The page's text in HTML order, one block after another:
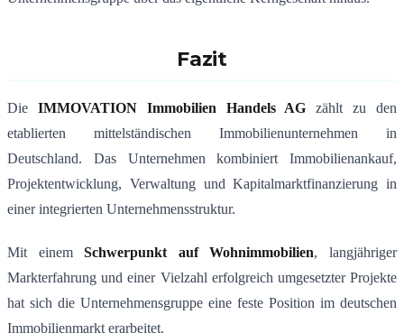
Fazit
Die IMMOVATION Immobilien Handels AG zählt zu den
etablierten mittelständischen Immobilienunternehmen in
Deutschland. Das Unternehmen kombiniert Immobilienankauf,
Projektentwicklung, Verwaltung und Kapitalmarktfinanzierung in
einer integrierten Unternehmensstruktur.
Mit einemSchwerpunkt auf Wohnimmobilien, langjähriger
Markterfahrung und einer Vielzahl erfolgreich umgesetzter Projekte
hat sich die Unternehmensgruppe eine feste Position im deutschen
Immobilienmarkt erarbeitet.